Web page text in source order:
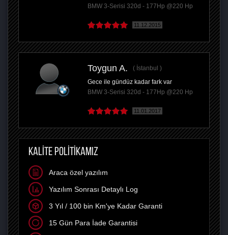
BMW 3-Serisi 320d - 177Hp @220 Hp
11.12.2015
Toygun A.
İstanbul
Gece ile gündüz kadar fark var
BMW 3-Serisi 320d - 177Hp @220 Hp
11.01.2017
KALİTE POLİTİKAMIZ
Araca özel yazılım
Yazılım Sonrası Detaylı Log
3 Yıl / 100 bin Km'ye Kadar Garanti
15 Gün Para İade Garantisi